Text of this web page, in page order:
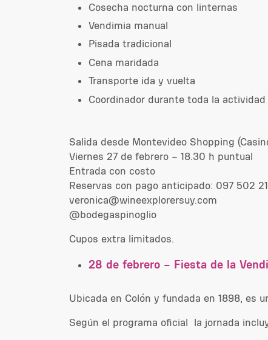
Cosecha nocturna con linternas
Vendimia manual
Pisada tradicional
Cena maridada
Transporte ida y vuelta
Coordinador durante toda la actividad
Salida desde Montevideo Shopping
Viernes 27 de febrero – 18.30 h puntual
Entrada con costo
Reservas con pago anticipado: 097 502
veronica@wineexplorersuy.com
@bodegaspinoglio
Cupos extra limitados.
28 de febrero – Fiesta de la
Ubicada en Colón y fundada en 1898, es
Según el programa oficial la jornada